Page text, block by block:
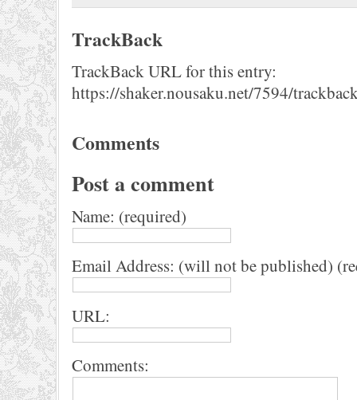
TrackBack
TrackBack URL for this entry:
https://shaker.nousaku.net/7594/
Comments
Post a comment
Name: (required)
Email Address: (will not be published)
URL:
Comments: